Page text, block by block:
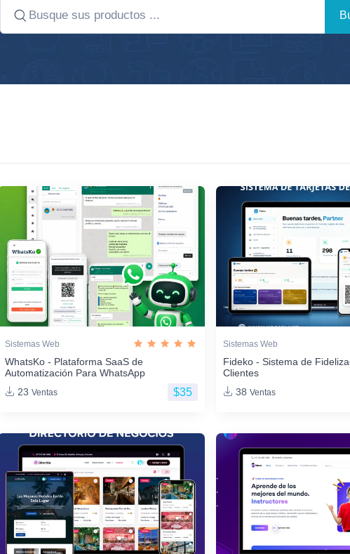
Sistemas Web
WhatsKo - Plataforma SaaS de
Automatización Para WhatsApp
23 Ventas $35
Sistemas Web
Fideko - Sistema de
Clientes
38 Ventas